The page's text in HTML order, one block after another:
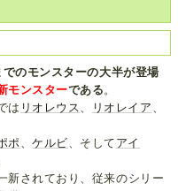
でのモンスターの大半が登場
モンスターである。
は リオレウス、 リオレイア 、
ポ、ケルビ、そして アイ
新されており、従来のシリー